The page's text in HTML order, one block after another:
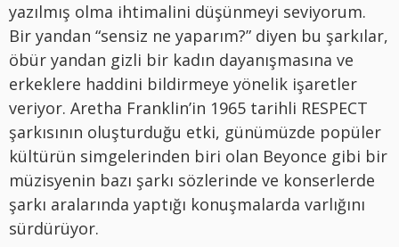
yazılmış olma ihtimalini düşünmeyi seviyorum.
Bir yandan “sensiz ne yaparım?” diyen bu şarkılar,
öbür yandan gizli bir kadın dayanışmasına ve
erkeklere haddini bildirmeye yönelik işaretler
veriyor. Aretha Franklin’in 1965 tarihli RESPECT
şarkısının oluşturduğu etki, günümüzde popüler
kültürün simgelerinden biri olan Beyonce gibi bir
müzisyenin bazı şarkı sözlerinde ve konserlerde
şarkı aralarında yaptığı konuşmalarda varlığını
sürdürüyor.